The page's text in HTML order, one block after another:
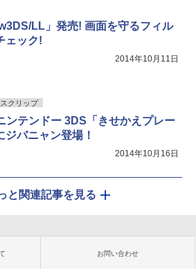
LL」発売! 画面を守るフィル
ェック!
2014年10月11日
クリップ
ンテンドー 3DS「きせかえプレー
ジバニャン登場！
2014年10月16日
と関連記事を見る
お問い合わせ